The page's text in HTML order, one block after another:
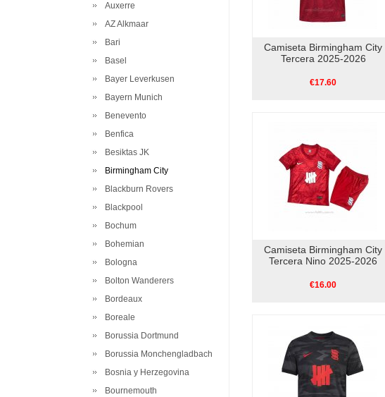
Auxerre
AZ Alkmaar
Bari
Basel
Bayer Leverkusen
Bayern Munich
Benevento
Benfica
Besiktas JK
Birmingham City
Blackburn Rovers
Blackpool
Bochum
Bohemian
Bologna
Bolton Wanderers
Bordeaux
Boreale
Borussia Dortmund
Borussia Monchengladbach
Bosnia y Herzegovina
Bournemouth
Camiseta Birmingham City
Tercera 2025-2026
€17.60
Camiseta Birmingham City
Tercera Nino 2025-2026
€16.00